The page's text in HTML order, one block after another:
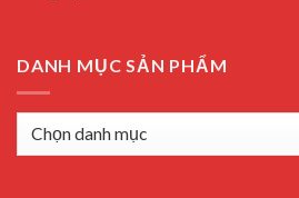
DANH MỤC SẢN PHẨM